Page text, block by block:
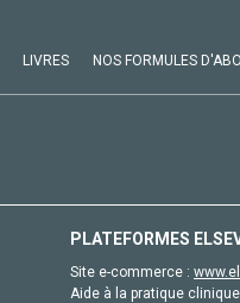
LIVRES NOS FORMULES
PLATEFORMES
Site e-commerce :
Aide à la pratique